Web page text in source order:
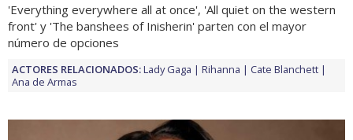
'Everything everywhere all at once', 'All quiet on the western
front' y 'The banshees of Inisherin' parten con el mayor
número de opciones
ACTORES RELACIONADOS:Lady Gaga Rihanna
Cate Blanchett
Ana de Armas